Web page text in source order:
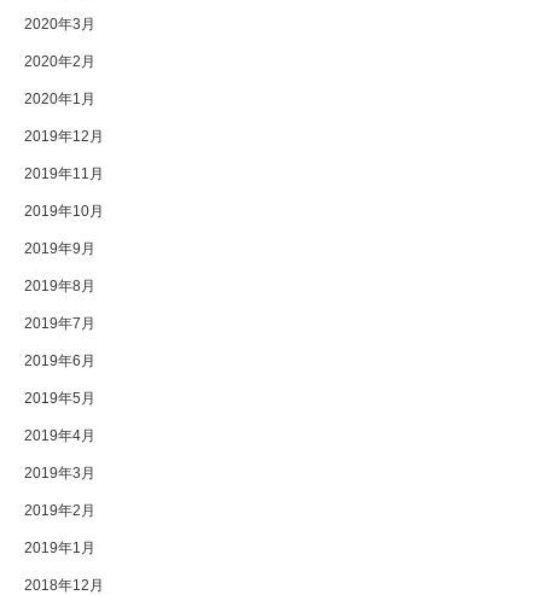
2020年3月
2020年2月
2020年1月
2019年12月
2019年11月
2019年10月
2019年9月
2019年8月
2019年7月
2019年6月
2019年5月
2019年4月
2019年3月
2019年2月
2019年1月
2018年12月